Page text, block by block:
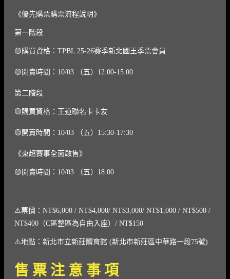
《優先購票購票流程說明》
第一階段
🟡購買資格：TPBL 25-26賽季新北國王季票會員
🟡開賣時間：10/03 （五）12:00-15:00
第二階段
🟡購買資格：王道聯名卡卡友
🟡開賣時間：10/03 （五）15:30-17:30
《東超賽事全面啟售》
🟡開賣時間：10/03 （五）18:00
⚠️票價：NT$6,000 / NT$4,000/ NT$3,000/ NT$1,000 / NT$500 /
NT$400（C區整區為自由入座）/ NT$150
⚠️地點：新北市立新莊體育館 (新北市新莊區中華路一段75號)
售 票 注 意 事 項